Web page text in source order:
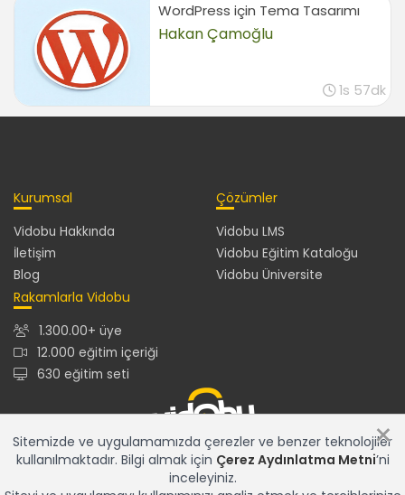
WordPress için Tema Tasarımı
Hakan Çamoğlu
1s 57dk
Kurumsal
Vidobu Hakkında
İletişim
Blog
Çözümler
Vidobu LMS
Vidobu Eğitim Kataloğu
Vidobu Üniversite
Rakamlarla Vidobu
1.300.00+ üye
12.000 eğitim içeriği
630 eğitim seti
12.000+ eğitim içeriğiyle en güncel ve en zengin eğitim
kataloğu ve gelişmiş özelliklere sahip Vidobu LMS ile tüm
×
Sitemizde ve uygulamamızda çerezler ve benzer teknolojiler
kullanılmaktadır. Bilgi almak için Çerez Aydınlatma Metni’ni
inceleyiniz.